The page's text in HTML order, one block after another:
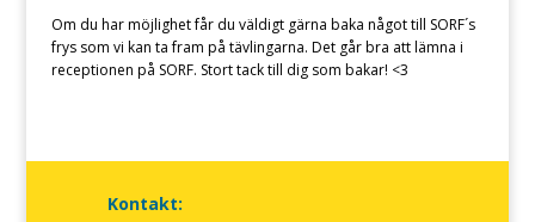
Om du har möjlighet får du väldigt gärna baka något till SORF´s
frys som vi kan ta fram på tävlingarna. Det går bra att lämna i
receptionen på SORF. Stort tack till dig som bakar! <3
Kontakt: